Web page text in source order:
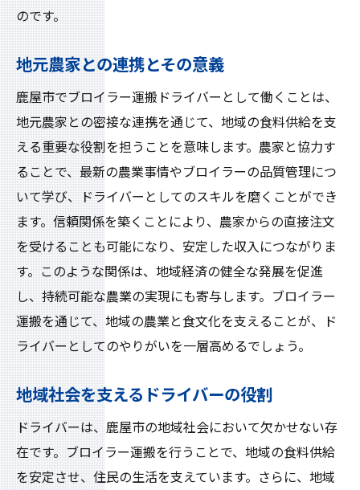
のです。
地元農家との連携とその意義
鹿屋市でブロイラー運搬ドライバーとして働くことは、
地元農家との密接な連携を通じて、地域の食料供給を支
える重要な役割を担うことを意味します。農家と協力す
ることで、最新の農業事情やブロイラーの品質管理につ
いて学び、ドライバーとしてのスキルを磨くことができ
ます。信頼関係を築くことにより、農家からの直接注文
を受けることも可能になり、安定した収入につながりま
す。このような関係は、地域経済の健全な発展を促進
し、持続可能な農業の実現にも寄与します。ブロイラー
運搬を通じて、地域の農業と食文化を支えることが、ド
ライバーとしてのやりがいを一層高めるでしょう。
地域社会を支えるドライバーの役割
ドライバーは、鹿屋市の地域社会において欠かせない存
在です。ブロイラー運搬を行うことで、地域の食料供給
を安定させ、住民の生活を支えています。さらに、地域